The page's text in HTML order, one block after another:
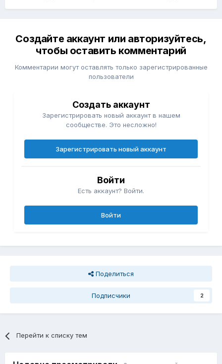
Создайте аккаунт или авторизуйтесь,
чтобы оставить комментарий
Комментарии могут оставлять только зарегистрированные
пользователи
Создать аккаунт
Зарегистрировать новый аккаунт в нашем
сообществе. Это несложно!
Зарегистрировать новый аккаунт
Войти
Есть аккаунт? Войти.
Войти
Поделиться
Подписчики 2
Перейти к списку тем